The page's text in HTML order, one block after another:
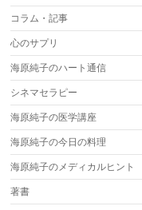
コラム・記事
心のサプリ
海原純子のハート通信
シネマセラピー
海原純子の医学講座
海原純子の今日の料理
海原純子のメディカルヒント
著書